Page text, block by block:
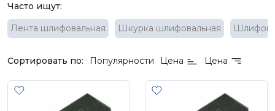
Часто ищут:
Лента шлифовальная
Шкурка шлифовальная
Сортировать по: Популярности Цена Цена